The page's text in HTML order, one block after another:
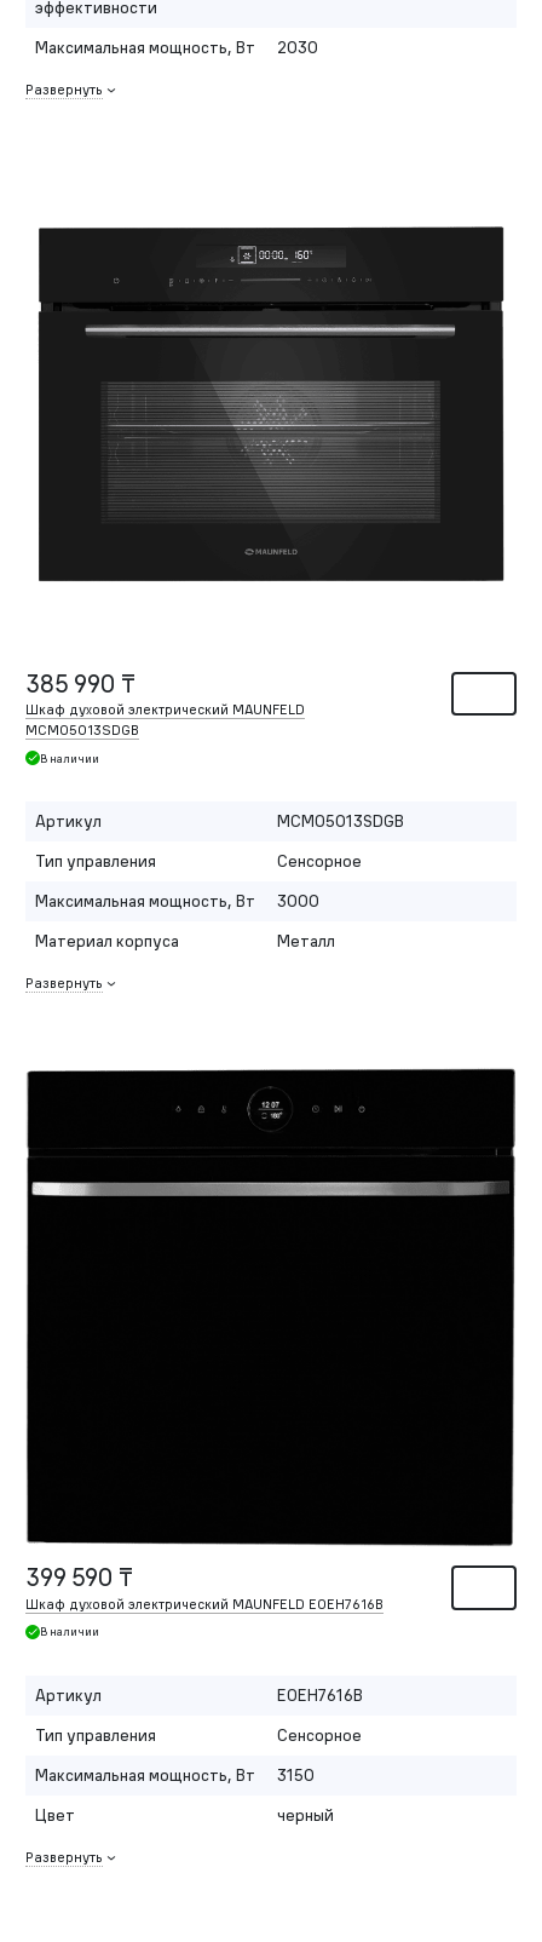
эффективности
Максимальная мощность, Вт
2030
Развернуть
385 990 ₸
Шкаф духовой электрический MAUNFELD
MCMO5013SDGB
В наличии
Артикул
MCMO5013SDGB
Тип управления
Сенсорное
Максимальная мощность, Вт
3000
Материал корпуса
Металл
Развернуть
399 590 ₸
Шкаф духовой электрический MAUNFELD EOEH7616B
В наличии
Артикул
EOEH7616B
Тип управления
Сенсорное
Максимальная мощность, Вт
3150
Цвет
черный
Развернуть